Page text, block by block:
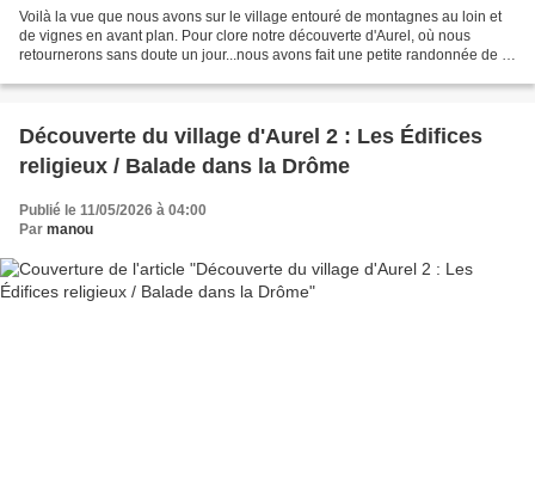
Voilà la vue que nous avons sur le village entouré de montagnes au loin et
de vignes en avant plan. Pour clore notre découverte d'Aurel, où nous
retournerons sans doute un jour...nous avons fait une petite randonnée de 9
Découverte du village d'Aurel 2 : Les Édifices
religieux / Balade dans la Drôme
Publié le 11/05/2026 à 04:00
Par manou